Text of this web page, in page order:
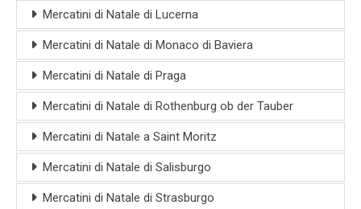
Mercatini di Natale di Lucerna
Mercatini di Natale di Monaco di Baviera
Mercatini di Natale di Praga
Mercatini di Natale di Rothenburg ob der Tauber
Mercatini di Natale a Saint Moritz
Mercatini di Natale di Salisburgo
Mercatini di Natale di Strasburgo